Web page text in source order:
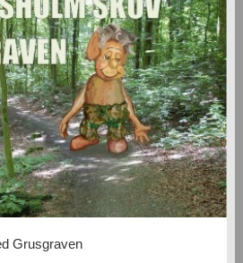
Grusgraven